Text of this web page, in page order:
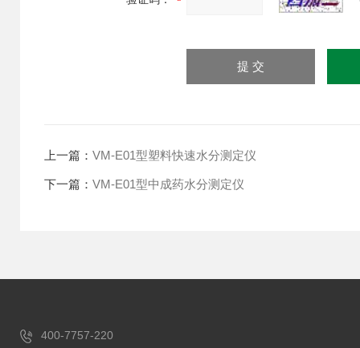
上一篇： VM-E01型塑料快速水分测定仪
下一篇： VM-E01型中成药水分测定仪
400-7757-220